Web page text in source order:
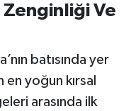
Zenginliği Ve
batısında yer
yoğun kırsal
arasında ilk